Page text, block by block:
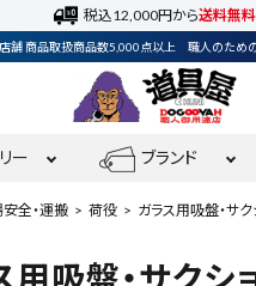
税込12,000円から送料無料
舗 商品取扱商品数5,000点以上 職人のため
ー ブランド
全・運搬 荷役 ガラス用吸盤・サク
用吸盤・サクシ